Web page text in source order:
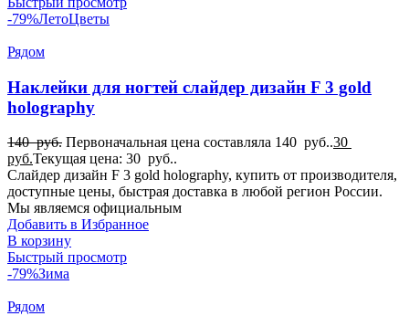
-79%ЛетоЦветы
Рядом
Наклейки для ногтей слайдер дизайн F 3 gold
holography
140руб. Первоначальная цена составляла 140 руб..30
руб.Текущая цена: 30 руб..
Слайдер дизайн F 3 gold holography, купить от производителя,
доступные цены, быстрая доставка в любой регион России.
Мы являемся официальным
Добавить в Избранное
В корзину
Быстрый просмотр
-79%Зима
Рядом